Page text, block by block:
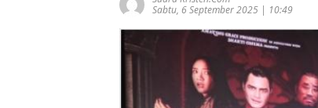
Sabtu, 6 September 2025 | 10:49